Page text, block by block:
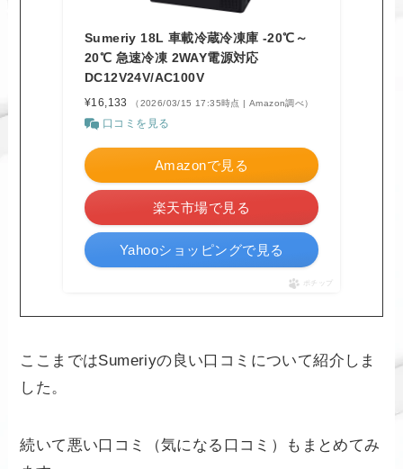
Sumeriy 18L 車載冷蔵冷凍庫 -20℃～
20℃ 急速冷凍 2WAY電源対応
DC12V24V/AC100V
¥16,133 （2026/03/15 17:35時点 | Amazon調べ）
口コミを見る
Amazonで見る
楽天市場で見る
Yahooショッピングで見る
ポチップ
ここまではSumeriyの良い口コミについて紹介しま
した。
続いて悪い口コミ（気になる口コミ）もまとめてみ